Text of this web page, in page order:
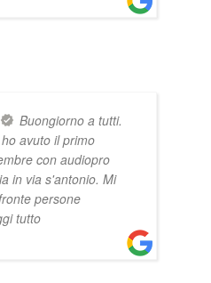
Buongiorno a tutti.
avuto il primo
con audiopro
in via s'antonio. Mi
persone
tutto